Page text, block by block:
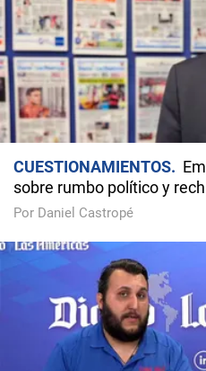
CUESTIONAMIENTOS
sobre rumbo político y
Por Daniel Castropé